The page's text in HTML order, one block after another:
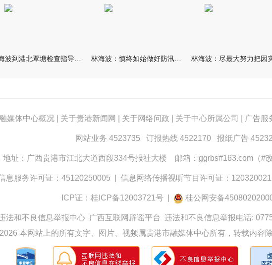
媒体中心概况 关于贵港新闻网 关于网络问政 关于中心所属公司 广告服
网站业务 4523735 订报热线 4522170 报纸广告
地址：广西贵港市江北大道西段334号报社大楼 邮箱：ggrbs#163.com（#
息服务许可证：45120250005 信息网络传播视听节目许可证：120320021
ICP证：桂ICP备12003721号 桂公网安备
法和不良信息举报中心 广西互联网辟谣平台 违法和不良信息举报电话:
2026 本网站上的所有文字、图片、视频属贵港市融媒体中心所有，转载内容